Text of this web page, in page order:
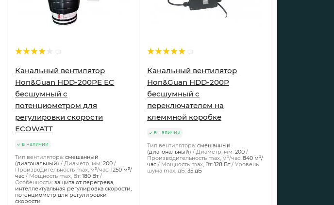
Канальный вентилятор
Hon&Guan HDD-200PE EC
бесшумный с
потенциометром для
регулировки скорости
ECOWATT
в наличии
Тип вентилятора: смешанный
(диагональный)
Диаметр, мм: 200
Производительность max, м³/час: 1250 м³/
час
Мощность max, Вт: 180 Вт
Особенности: защита от перегрева,
интеллектуальная регулировка скорости,
потенциометр для регулировки
скорости
Канальный вентилятор
Hon&Guan HDD-200P
бесшумный с
переключателем на
клеммной коробке
в наличии
Тип вентилятора: смешанный
(диагональный)
Диаметр, мм: 200
Производительность max, м³/час: 840 м³/
час
Мощность max, Вт: 128 Вт
Уровень
шума max, дБ: 35 дБ